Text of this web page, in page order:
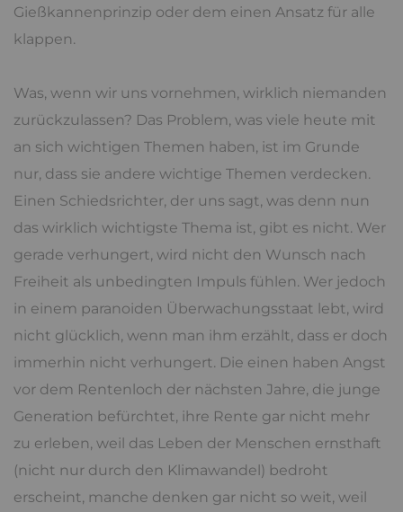
Gießkannenprinzip oder dem einen Ansatz für alle
klappen.
Was, wenn wir uns vornehmen, wirklich niemanden
zurückzulassen? Das Problem, was viele heute mit
an sich wichtigen Themen haben, ist im Grunde
nur, dass sie andere wichtige Themen verdecken.
Einen Schiedsrichter, der uns sagt, was denn nun
das wirklich wichtigste Thema ist, gibt es nicht. Wer
gerade verhungert, wird nicht den Wunsch nach
Freiheit als unbedingten Impuls fühlen. Wer jedoch
in einem paranoiden Überwachungsstaat lebt, wird
nicht glücklich, wenn man ihm erzählt, dass er doch
immerhin nicht verhungert. Die einen haben Angst
vor dem Rentenloch der nächsten Jahre, die junge
Generation befürchtet, ihre Rente gar nicht mehr
zu erleben, weil das Leben der Menschen ernsthaft
(nicht nur durch den Klimawandel) bedroht
erscheint, manche denken gar nicht so weit, weil